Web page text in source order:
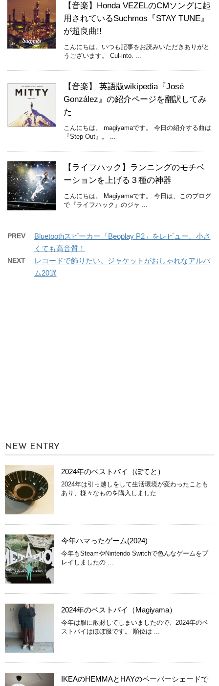
【音楽】Honda VEZELのCMソングに起
用されているSuchmos『STAY TUNE』
が超良曲!!
こんにちは。いつも記事をお読みいただきありがと
うございます。 Cul-into. ...
【音楽】 英語版wikipedia『José
González』の紹介ページを翻訳してみ
た
こんにちは。 magiyamaです。 今日の紹介する曲は
『Step Out』。 ...
【ライフハック】ランニングのモチベ
ーションを上げる３種の神器
こんにちは。 Magiyamaです。 今日は、このブログ
で『ライフハック』のジャ ...
PREV
Bluetoothスピーカー「Beoplay P2」をレビュー。小さ
くても高音質！
NEXT
レコードで飾りたい。ジャケットがおしゃれなアルバ
ム20選
NEW ENTRY
2024年のベストバイ（ぽてと）
2024年は引っ越しをして生活環境が変わったことも
あり、様々なものを購入しました ...
今年ハマったゲーム(2024)
今年もSteamやNintendo Switchで色んなゲームをプ
レイしましたの ...
2024年のベストバイ（Magiyama）
今年は服に散財してしまいましたので、2024年のベ
ストバイはほぼ服です。 順位は ...
IKEAのHEMMAとHAYのペーパーシェードで